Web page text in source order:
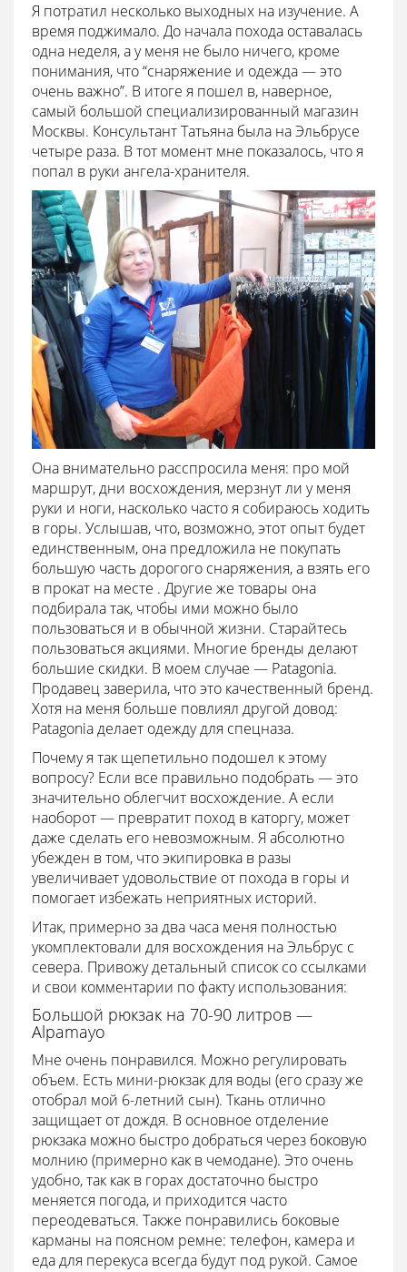
Я потратил несколько выходных на изучение. А
время поджимало. До начала похода оставалась
одна неделя, а у меня не было ничего, кроме
понимания, что “снаряжение и одежда — это
очень важно”. В итоге я пошел в, наверное,
самый большой специализированный магазин
Москвы. Консультант Татьяна была на Эльбрусе
четыре раза. В тот момент мне показалось, что я
попал в руки ангела-хранителя.
Она внимательно расспросила меня: про мой
маршрут, дни восхождения, мерзнут ли у меня
руки и ноги, насколько часто я собираюсь ходить
в горы. Услышав, что, возможно, этот опыт будет
единственным, она предложила не покупать
большую часть дорогого снаряжения, а взять его
в прокат на месте . Другие же товары она
подбирала так, чтобы ими можно было
пользоваться и в обычной жизни. Старайтесь
пользоваться акциями. Многие бренды делают
большие скидки. В моем случае — Patagonia.
Продавец заверила, что это качественный бренд.
Хотя на меня больше повлиял другой довод:
Patagonia делает одежду для спецназа.
Почему я так щепетильно подошел к этому
вопросу? Если все правильно подобрать — это
значительно облегчит восхождение. А если
наоборот — превратит поход в каторгу, может
даже сделать его невозможным. Я абсолютно
убежден в том, что экипировка в разы
увеличивает удовольствие от похода в горы и
помогает избежать неприятных историй.
Итак, примерно за два часа меня полностью
укомплектовали для восхождения на Эльбрус с
севера. Привожу детальный список со ссылками
и свои комментарии по факту использования:
Большой рюкзак на 70-90 литров —
Alpamayo
Мне очень понравился. Можно регулировать
объем. Есть мини-рюкзак для воды (его сразу же
отобрал мой 6-летний сын). Ткань отлично
защищает от дождя. В основное отделение
рюкзака можно быстро добраться через боковую
молнию (примерно как в чемодане). Это очень
удобно, так как в горах достаточно быстро
меняется погода, и приходится часто
переодеваться. Также понравились боковые
карманы на поясном ремне: телефон, камера и
еда для перекуса всегда будут под рукой. Самое